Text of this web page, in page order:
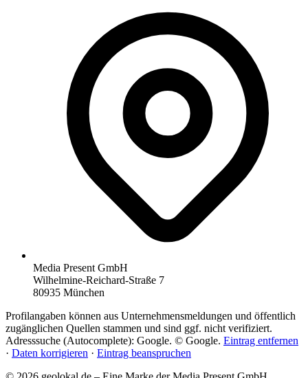
Media Present GmbH
Wilhelmine-Reichard-Straße 7
80935 München
Profilangaben können aus Unternehmensmeldungen und öffentlich
zugänglichen Quellen stammen und sind ggf. nicht verifiziert.
Adresssuche (Autocomplete): Google. © Google. Eintrag entfernen
· Daten korrigieren · Eintrag beanspruchen